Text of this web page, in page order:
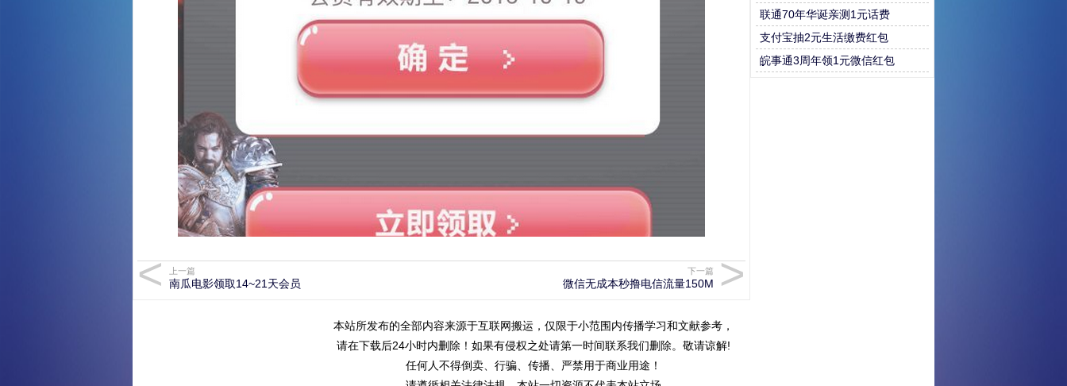
上一篇
南瓜电影领取14~21天会员
下一篇
微信无成本秒撸电信流量150M
联通70年华诞亲测1元话费
支付宝抽2元生活缴费红包
皖事通3周年领1元微信红包
本站所发布的全部内容来源于互联网搬运，仅限于小范围内传播学习和文献参考，
请在下载后24小时内删除！如果有侵权之处请第一时间联系我们删除。敬请谅解!
任何人不得倒卖、行骗、传播、 严禁用于商业用途！